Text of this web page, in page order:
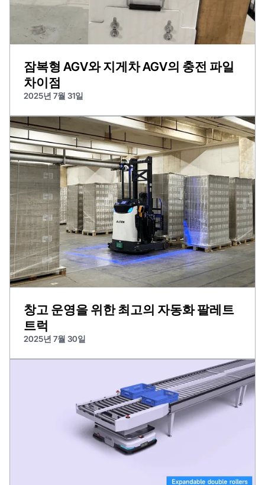
잠복형 AGV와 지게차 AGV의 충전 파일
차이점
2025년 7월 31일
창고 운영을 위한 최고의 자동화 팔레트
트럭
2025년 7월 30일